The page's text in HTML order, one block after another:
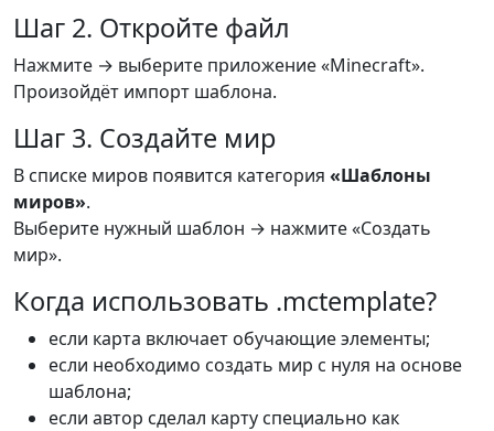
Шаг 2. Откройте файл
Нажмите → выберите приложение «Minecraft».
Произойдёт импорт шаблона.
Шаг 3. Создайте мир
В списке миров появится категория «Шаблоны
миров».
Выберите нужный шаблон → нажмите «Создать
мир».
Когда использовать .mctemplate?
если карта включает обучающие элементы;
если необходимо создать мир с нуля на основе
шаблона;
если автор сделал карту специально как